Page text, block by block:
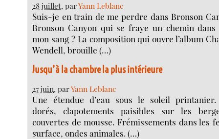
28 juillet, parYann Leblanc
Suis-je en train de me perdre dans Bronson
Bronson Canyon qui se fraye un chemin
mon sang ? La composition qui ouvre l’album
Wendell, brouille (…)
Jusqu’à la chambre la plus intérieure
27 juin, parYann Leblanc
Une étendue d’eau sous le soleil printanier.
dorés, clapotements paisibles sur les
couvertes de mousse. Frémissements dans les
surface, ondes animales. (…)